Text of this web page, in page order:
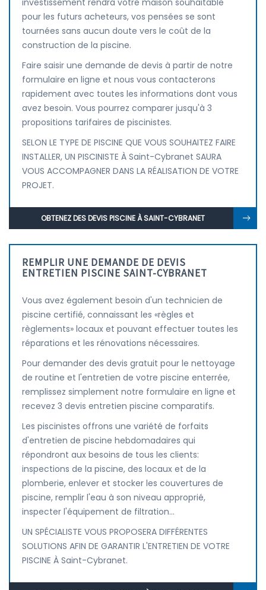
investissement rendra votre maison souhaitable
pour les futurs acheteurs, vos pensées se sont
tournées sans aucun doute vers le coût de la
construction de la piscine.
Faire saisir une demande de devis à partir de notre
formulaire en ligne et nous vous contacterons
rapidement avec toutes les informations dont vous
avez besoin. Vous pourrez comparer jusqu'à 3
propositions tarifaires de piscinistes.
SELON LE TYPE DE PISCINE QUE VOUS SOUHAITEZ FAIRE
INSTALLER, UN PISCINISTE À Saint-Cybranet SAURA
VOUS ACCOMPAGNER DANS LA RÉALISATION DE VOTRE
PROJET.
OBTENEZ DES DEVIS PISCINE À SAINT-CYBRANET
REMPLIR UNE DEMANDE DE DEVIS
ENTRETIEN PISCINE SAINT-CYBRANET
Vous avez également besoin d'un technicien de
piscine certifié, connaissant les «règles et
règlements» locaux et pouvant effectuer toutes les
réparations et les rénovations nécessaires.
Pour demander des devis gratuit pour le nettoyage
de routine et l'entretien de votre piscine enterrée,
remplissez simplement notre formulaire en ligne et
recevez 3 devis entretien piscine comparatifs.
Les piscinistes offrons une variété de forfaits
d'entretien de piscine hebdomadaires qui
répondront aux besoins de tous les clients:
inspections de la piscine, des locaux et de la
plomberie, enlever et stocker les couvertures de
piscine, remplir l'eau à son niveau approprié,
inspecter l'équipement de filtration...
UN SPÉCIALISTE VOUS PROPOSERA DIFFÉRENTES
SOLUTIONS AFIN DE GARANTIR L'ENTRETIEN DE VOTRE
PISCINE À Saint-Cybranet.